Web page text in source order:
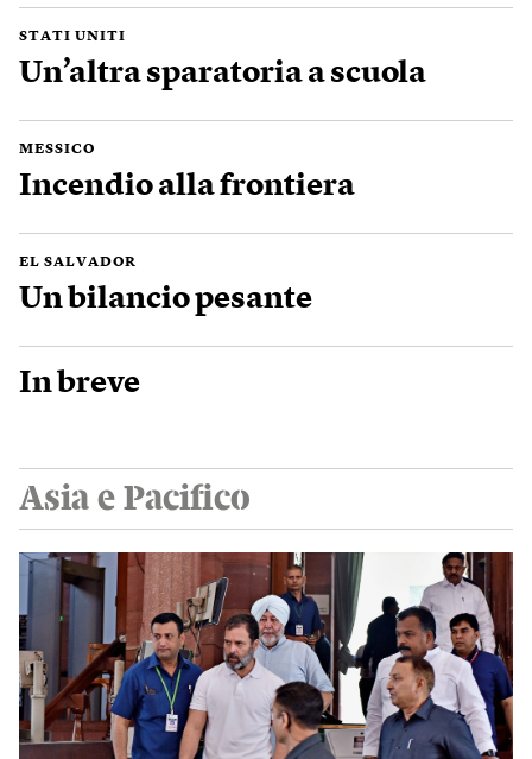
STATI UNITI
Un’altra sparatoria a scuola
MESSICO
Incendio alla frontiera
EL SALVADOR
Un bilancio pesante
In breve
Asia e Pacifico